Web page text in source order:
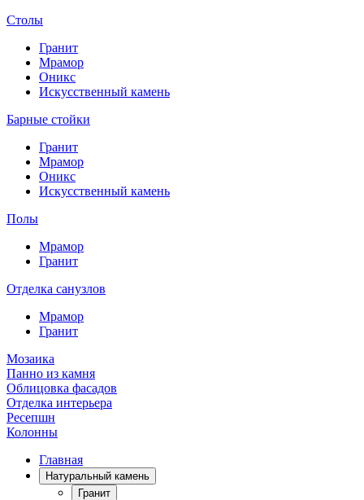
Столы
Гранит
Мрамор
Оникс
Искусственный камень
Барные стойки
Гранит
Мрамор
Оникс
Искусственный камень
Полы
Мрамор
Гранит
Отделка санузлов
Мрамор
Гранит
Мозаика
Панно из камня
Облицовка фасадов
Отделка интерьера
Ресепшн
Колонны
Главная
Натуральный камень
Гранит